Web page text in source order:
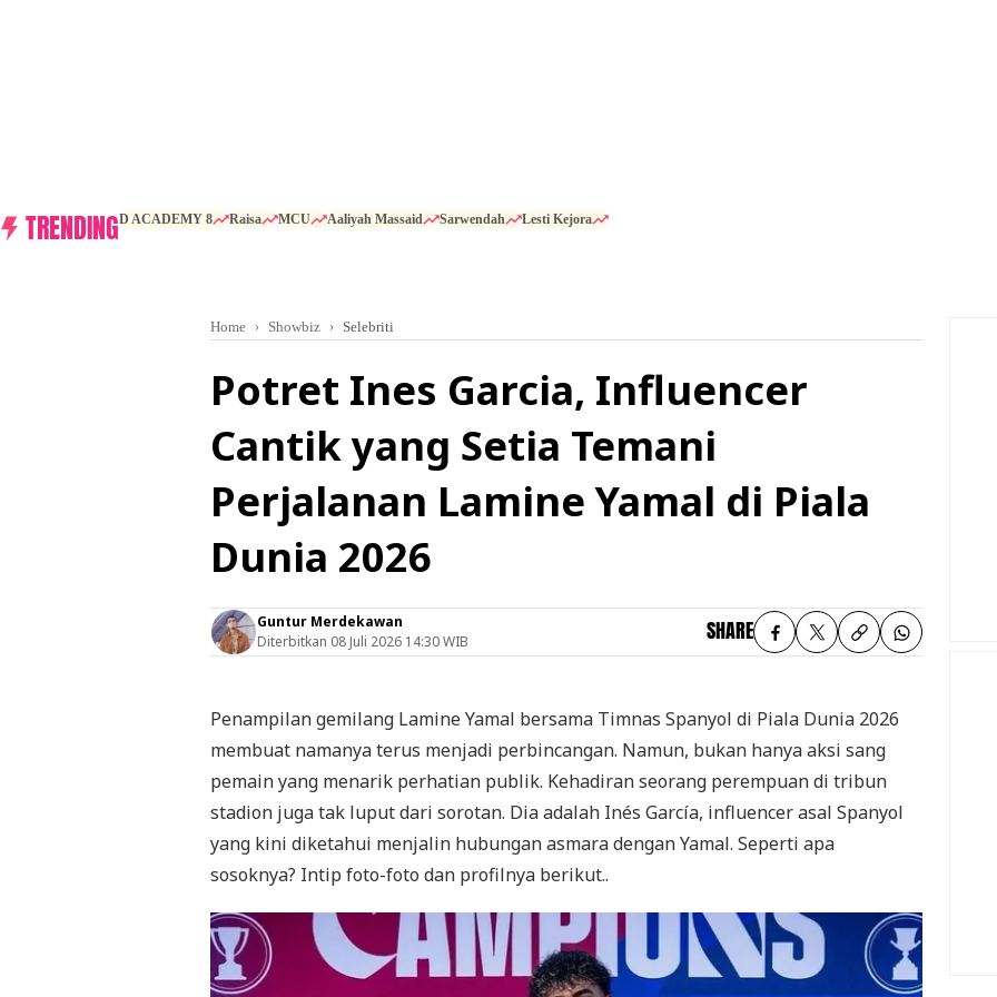
TRENDINGD ACADEMY 8 Raisa MCU Aaliyah Massaid Sarwendah Lesti Kejora
Home Showbiz Selebriti
Potret Ines Garcia, Influencer
Cantik yang Setia Temani
Perjalanan Lamine Yamal di Piala
Dunia 2026
Guntur Merdekawan
Diterbitkan 08 Juli 2026 14:30 WIB SHARE
Penampilan gemilang Lamine Yamal bersama Timnas Spanyol di Piala Dunia 2026
membuat namanya terus menjadi perbincangan. Namun, bukan hanya aksi sang
pemain yang menarik perhatian publik. Kehadiran seorang perempuan di tribun
stadion juga tak luput dari sorotan. Dia adalah Inés García, influencer asal Spanyol
yang kini diketahui menjalin hubungan asmara dengan Yamal. Seperti apa
sosoknya? Intip foto-foto dan profilnya berikut..